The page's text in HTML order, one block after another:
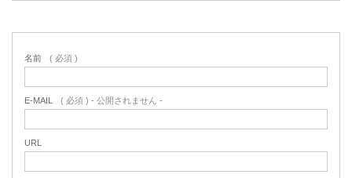
名前 ( 必須 )
E-MAIL ( 必須 ) - 公開されません -
URL